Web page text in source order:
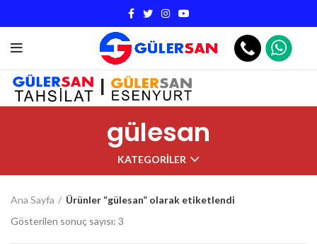
|
gülesan
KATEGORILER
Ana Sayfa
Ürünler “gülesan” olarak etiketlendi
Gösterilen sonuç sayısı: 3